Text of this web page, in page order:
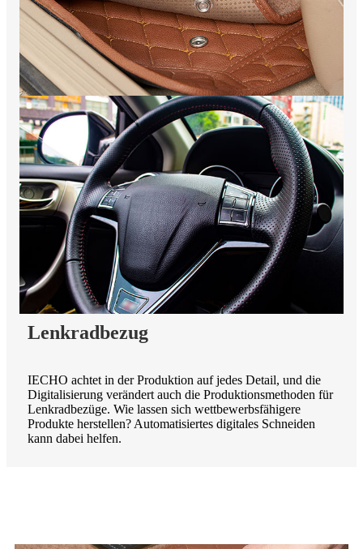
Lenkradbezug
IECHO achtet in der Produktion auf jedes Detail, und die
Digitalisierung verändert auch die Produktionsmethoden für
Lenkradbezüge. Wie lassen sich wettbewerbsfähigere
Produkte herstellen? Automatisiertes digitales Schneiden
kann dabei helfen.